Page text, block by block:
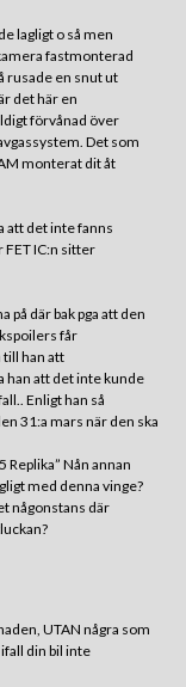
lagligt o så men
fastmonterad
rusade en snut ut
det här en
förvånad över
Det som
monterat dit åt
att det inte fanns
FET IC:n sitter
på där bak pga att den
får
till han att
han att det inte kunde
Enligt han så
31:a mars när den ska
Replika” Nån annan
med denna vinge?
någonstans där
UTAN några som
din bil inte